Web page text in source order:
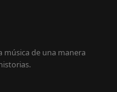
música de una manera